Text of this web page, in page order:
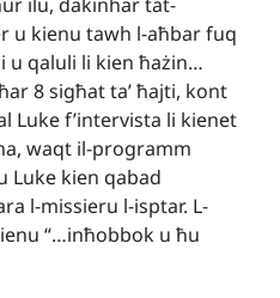
u kienu tawh l-aħbar fuq
u qaluli li kien ħażin…
8 sigħat ta’ ħajti, kont
Luke f’intervista li kienet
waqt il-programm
Luke kien qabad
l-missieru l-isptar. L-
“…inħobbok u ħu